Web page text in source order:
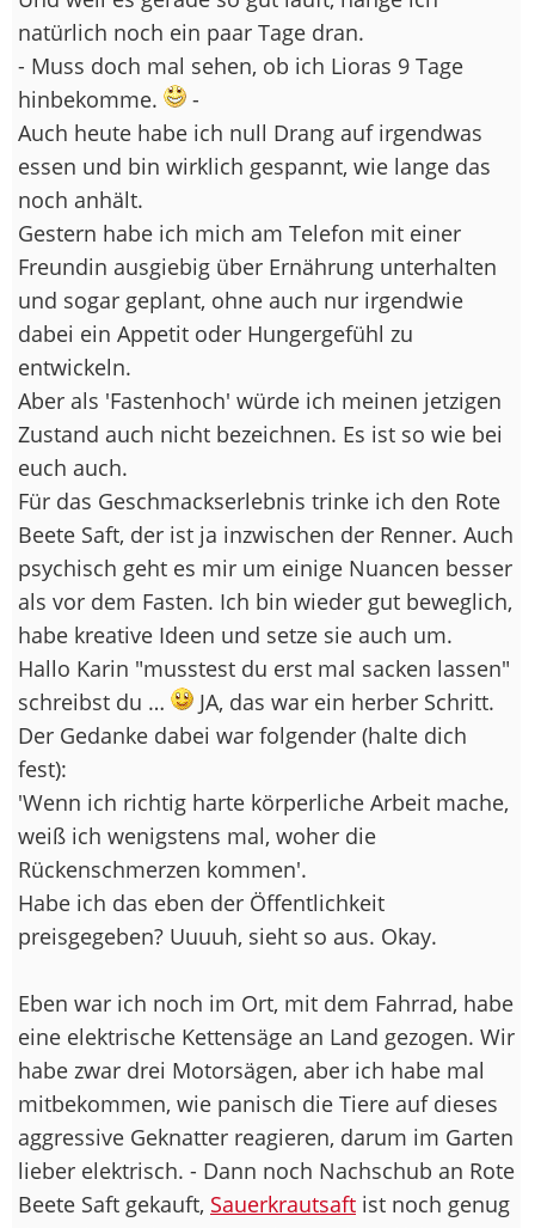
natürlich noch ein paar Tage dran.
- Muss doch mal sehen, ob ich Lioras 9 Tage
hinbekomme.
-
Auch heute habe ich null Drang auf irgendwas
essen und bin wirklich gespannt, wie lange das
noch anhält.
Gestern habe ich mich am Telefon mit einer
Freundin ausgiebig über Ernährung unterhalten
und sogar geplant, ohne auch nur irgendwie
dabei ein Appetit oder Hungergefühl zu
entwickeln.
Aber als 'Fastenhoch' würde ich meinen jetzigen
Zustand auch nicht bezeichnen. Es ist so wie bei
euch auch.
Für das Geschmackserlebnis trinke ich den Rote
Beete Saft, der ist ja inzwischen der Renner. Auch
psychisch geht es mir um einige Nuancen besser
als vor dem Fasten. Ich bin wieder gut beweglich,
habe kreative Ideen und setze sie auch um.
Hallo Karin "musstest du erst mal sacken lassen"
schreibst du …
JA, das war ein herber Schritt.
Der Gedanke dabei war folgender (halte dich
fest):
'Wenn ich richtig harte körperliche Arbeit mache,
weiß ich wenigstens mal, woher die
Rückenschmerzen kommen'.
Habe ich das eben der Öffentlichkeit
preisgegeben? Uuuuh, sieht so aus. Okay.
Eben war ich noch im Ort, mit dem Fahrrad, habe
eine elektrische Kettensäge an Land gezogen. Wir
habe zwar drei Motorsägen, aber ich habe mal
mitbekommen, wie panisch die Tiere auf dieses
aggressive Geknatter reagieren, darum im Garten
lieber elektrisch. - Dann noch Nachschub an Rote
Beete Saft gekauft, Sauerkrautsaft ist noch genug